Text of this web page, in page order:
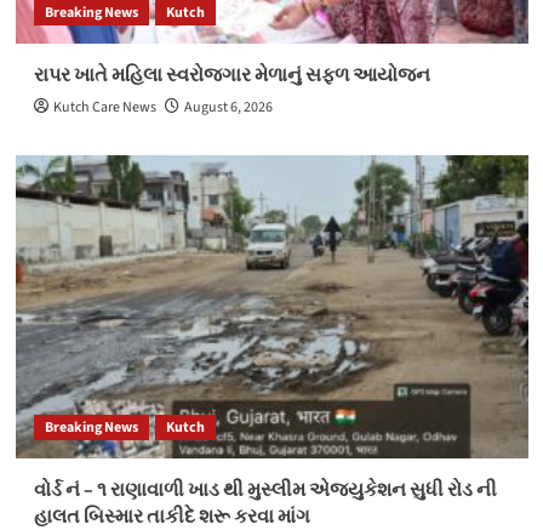
Breaking News Kutch
રાપર ખાતે મહિલા સ્વરોજગાર મેળાનું સફળ આયોજન
Kutch Care News August 6, 2026
Breaking News Kutch
વોર્ડ નં – ૧ રાણાવાળી ખાડ થી મુસ્લીમ એજ્યુકેશન સુધી રોડ ની
હાલત બિસ્માર તાકીદે શરૂ કરવા માંગ